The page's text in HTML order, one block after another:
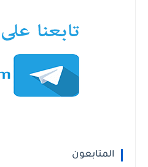
المتابعون